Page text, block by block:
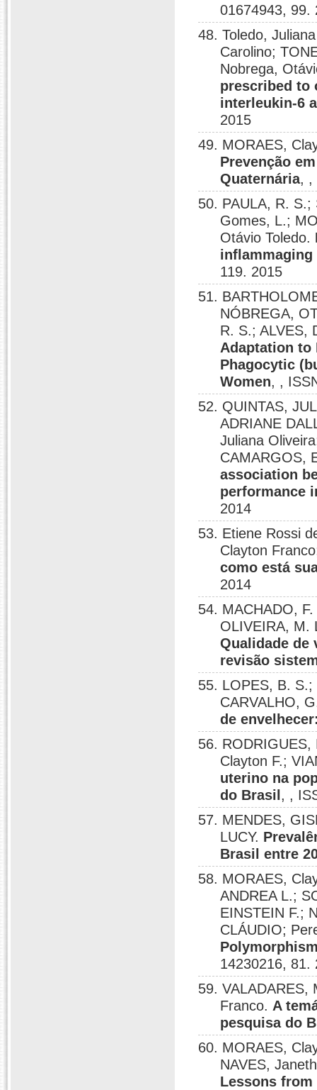
01674943, 99.
48. Toledo,
Carolino;
Nobrega,
prescribed to
interleukin-6
2015
49. MORAES,
Prevenção
Quaternária, ,
50. PAULA, R.
Gomes, L.;
Otávio Toledo.
119. 2015
51.
NÓBREGA,
R. S.; ALVES,
Adaptation to
Phagocytic
Women, ,
52. QUINTAS,
ADRIANE
Juliana
CAMARGOS,
association
performance
2014
53. Etiene Rossi
Clayton
como está
2014
54. MACHADO,
OLIVEIRA, M.
Qualidade de
revisão
55. LOPES, B.
CARVALHO,
de
56.
Clayton F.;
uterino na
do Brasil , ,
57. MENDES,
LUCY.
Brasil entre
58. MORAES,
ANDREA L.;
EINSTEIN F.;
CLÁUDIO;
14230216, 81.
59. VALADARES,
Franco. A
pesquisa do
60. MORAES,
NAVES,
Lessons